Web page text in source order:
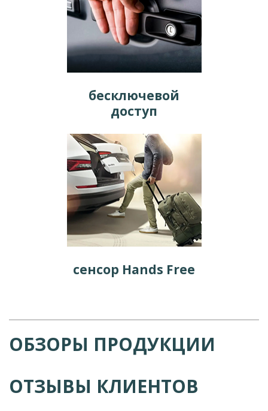
бесключевой
доступ
сенсор Hands Free
ОБЗОРЫ ПРОДУКЦИИ
ОТЗЫВЫ КЛИЕНТОВ